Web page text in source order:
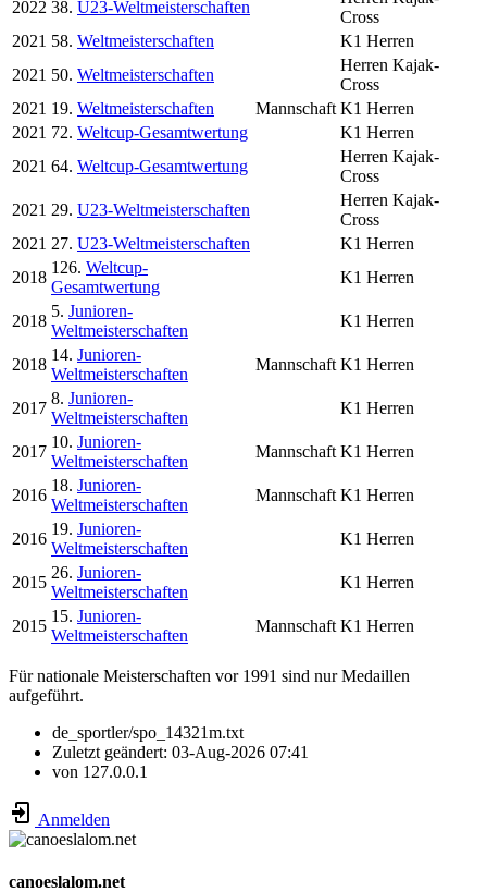
2022 38. U23-Weltmeisterschaften
Cross
2021 58. Weltmeisterschaften
K1 Herren
2021 50. Weltmeisterschaften
Herren Kajak-
Cross
2021 19. Weltmeisterschaften Mannschaft K1 Herren
2021 72. Weltcup-Gesamtwertung
K1 Herren
2021 64. Weltcup-Gesamtwertung
Herren Kajak-
Cross
2021 29. U23-Weltmeisterschaften
Herren Kajak-
Cross
2021 27. U23-Weltmeisterschaften
K1 Herren
2018
126. Weltcup-
Gesamtwertung
K1 Herren
2018
5. Junioren-
Weltmeisterschaften
K1 Herren
2018
14. Junioren-
Weltmeisterschaften
Mannschaft K1 Herren
2017
8. Junioren-
Weltmeisterschaften
K1 Herren
2017
10. Junioren-
Weltmeisterschaften
Mannschaft K1 Herren
2016
18. Junioren-
Weltmeisterschaften
Mannschaft K1 Herren
2016
19. Junioren-
Weltmeisterschaften
K1 Herren
2015
26. Junioren-
Weltmeisterschaften
K1 Herren
2015
15. Junioren-
Weltmeisterschaften
Mannschaft K1 Herren
Für nationale Meisterschaften vor 1991 sind nur Medaillen
aufgeführt.
de_sportler/spo_14321m.txt
Zuletzt geändert: 03-Aug-2026 07:41
von 127.0.0.1
Anmelden
canoeslalom.net